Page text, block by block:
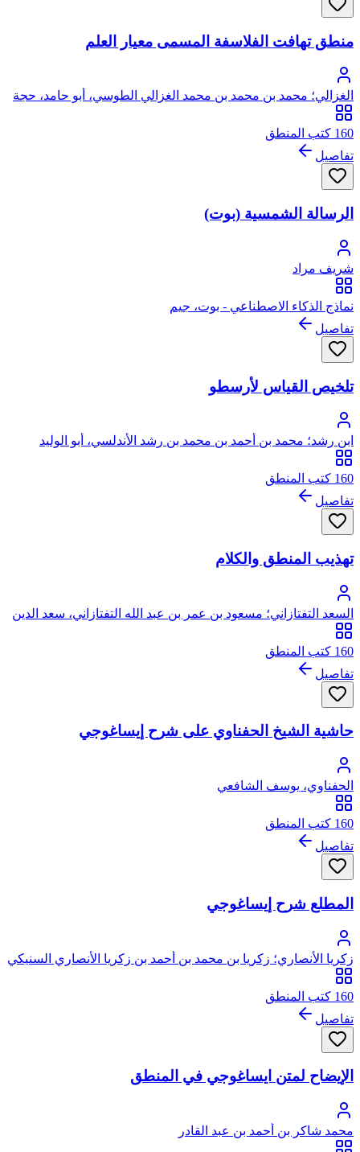
منطق تهافت الفلاسفة المسمى معيار العلم
الغزالي؛ محمد بن محمد بن محمد الغزالي الطوسي، أبو حامد، حجة
الإسلام
160 كتب المنطق
تفاصيل
الرسالة الشمسية (بوت)
شريف مراد
نماذج الذكاء الاصطناعي - بوت، جيم
تفاصيل
تلخيص القياس لأرسطو
ابن رشد؛ محمد بن أحمد بن محمد بن رشد الأندلسي، أبو الوليد
160 كتب المنطق
تفاصيل
تهذيب المنطق والكلام
السعد التفتازاني؛ مسعود بن عمر بن عبد الله التفتازاني، سعد الدين
160 كتب المنطق
تفاصيل
حاشية الشيخ الحفناوي على شرح إيساغوجي
الحفناوي، يوسف الشافعي
160 كتب المنطق
تفاصيل
المطلع شرح إيساغوجي
زكريا الأنصاري؛ زكريا بن محمد بن أحمد بن زكريا الأنصاري السنيكي
المصري الشافعي، أبو يحيى
160 كتب المنطق
تفاصيل
الإيضاح لمتن ايساغوجي في المنطق
محمد شاكر بن أحمد بن عبد القادر